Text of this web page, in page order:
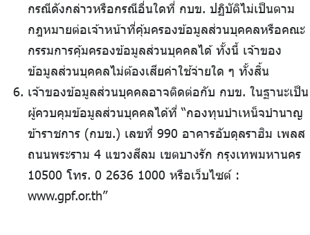
กรณีดังกล่าวหรือกรณีอื่นใดที่ กบข. ปฏิบัติไม่เป็นตาม
กฎหมายต่อเจ้าหน้าที่คุ้มครองข้อมูลส่วนบุคคลหรือคณะ
กรรมการคุ้มครองข้อมูลส่วนบุคคลได้ ทั้งนี้ เจ้าของ
ข้อมูลส่วนบุคคลไม่ต้องเสียค่าใช้จ่ายใด ๆ ทั้งสิ้น
เจ้าของข้อมูลส่วนบุคคลอาจติดต่อกับ กบข. ในฐานะเป็น
ผู้ควบคุมข้อมูลส่วนบุคคลได้ที่ “กองทุนบำเหน็จบำนาญ
ข้าราชการ (กบข.) เลขที่ 990 อาคารอับดุลราฮิม เพลส
ถนนพระราม 4 แขวงสีลม เขตบางรัก กรุงเทพมหานคร
10500 โทร. 0 2636 1000 หรือเว็บไซต์ :
www.gpf.or.th”